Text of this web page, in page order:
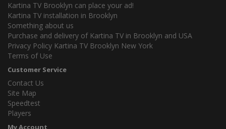
Kartina TV Brooklyn can place your ad!
Kartina TV installation in Brooklyn
Something about us
Purchase and delivery of Kartina TV in Brooklyn and USA
Privacy Policy Kartina TV Brooklyn New York
Terms of Use
Customer Service
Contact Us
Site Map
Speedtest
Players
My Account